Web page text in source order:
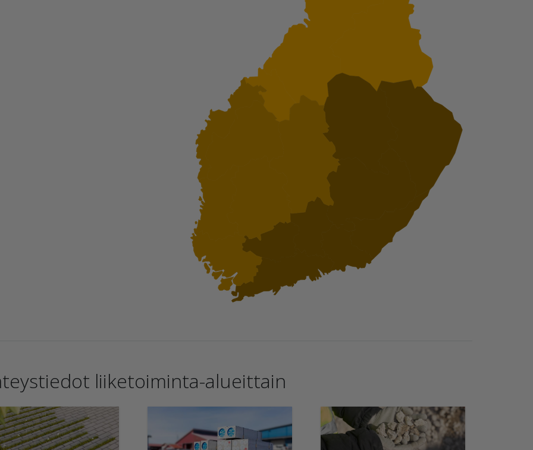
liiketoiminta-alueittain